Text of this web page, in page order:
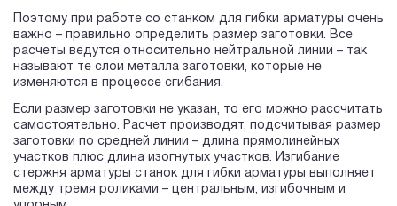
Поэтому при работе со станком для гибки арматуры очень
важно – правильно определить размер заготовки. Все
расчеты ведутся относительно нейтральной линии – так
называют те слои металла заготовки, которые не
изменяются в процессе сгибания.
Если размер заготовки не указан, то его можно рассчитать
самостоятельно. Расчет производят, подсчитывая размер
заготовки по средней линии – длина прямолинейных
участков плюс длина изогнутых участков. Изгибание
стержня арматуры станок для гибки арматуры выполняет
между тремя роликами – центральным, изгибочным и